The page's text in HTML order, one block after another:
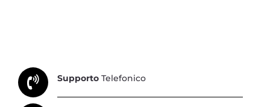
Supporto Telefonico